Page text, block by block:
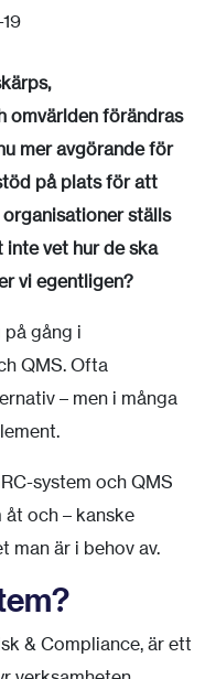
omvärlden förändras
mer avgörande för
på plats för att
ställs
vet hur de ska
vi egentligen?
gång i
QMS. Ofta
– men i många
system och QMS
åt och – kanske
man är i behov av.
& Compliance, är ett